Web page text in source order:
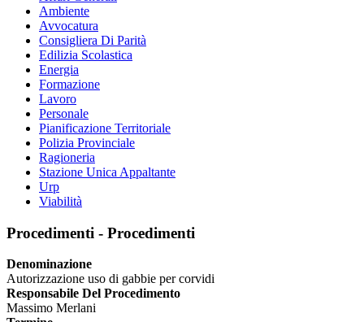
Ambiente
Avvocatura
Consigliera Di Parità
Edilizia Scolastica
Energia
Formazione
Lavoro
Personale
Pianificazione Territoriale
Polizia Provinciale
Ragioneria
Stazione Unica Appaltante
Urp
Viabilità
Procedimenti - Procedimenti
Denominazione
Autorizzazione uso di gabbie per corvidi
Responsabile Del Procedimento
Massimo Merlani